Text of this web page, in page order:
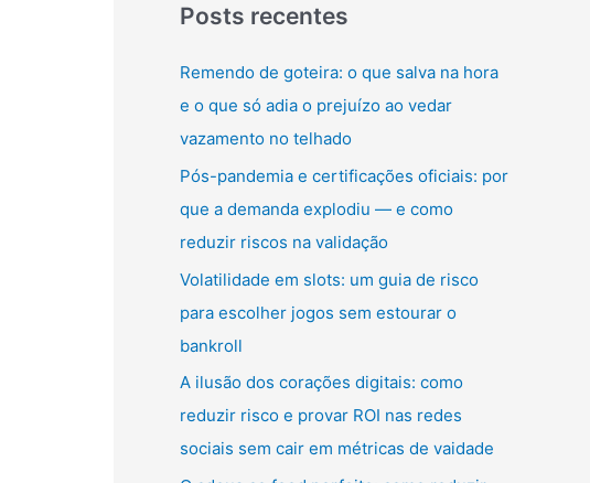
q
i
s
a
r
p
o
r
:
Posts recentes
Remendo de goteira: o que salva na hora
e o que só adia o prejuízo ao vedar
vazamento no telhado
Pós-pandemia e certificações oficiais: por
que a demanda explodiu — e como
reduzir riscos na validação
Volatilidade em slots: um guia de risco
para escolher jogos sem estourar o
bankroll
A ilusão dos corações digitais: como
reduzir risco e provar ROI nas redes
sociais sem cair em métricas de vaidade